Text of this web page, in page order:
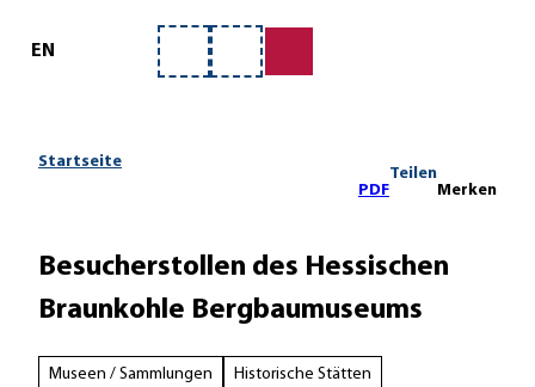
EN
Merkzettel
Suche
Startseite
PDF
Teilen
Merken
Besucherstollen des Hessischen
Braunkohle Bergbaumuseums
Museen / Sammlungen Historische Stätten